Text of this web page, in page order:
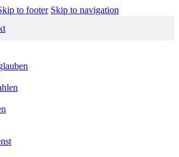
to footer Skip to navigation